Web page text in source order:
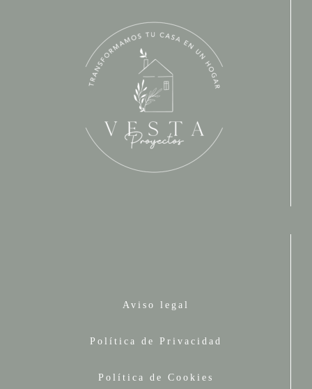
Aviso legal
Política de Privacidad
Política de Cookies